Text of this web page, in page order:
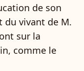
de son
du vivant de M.
sur la
comme le